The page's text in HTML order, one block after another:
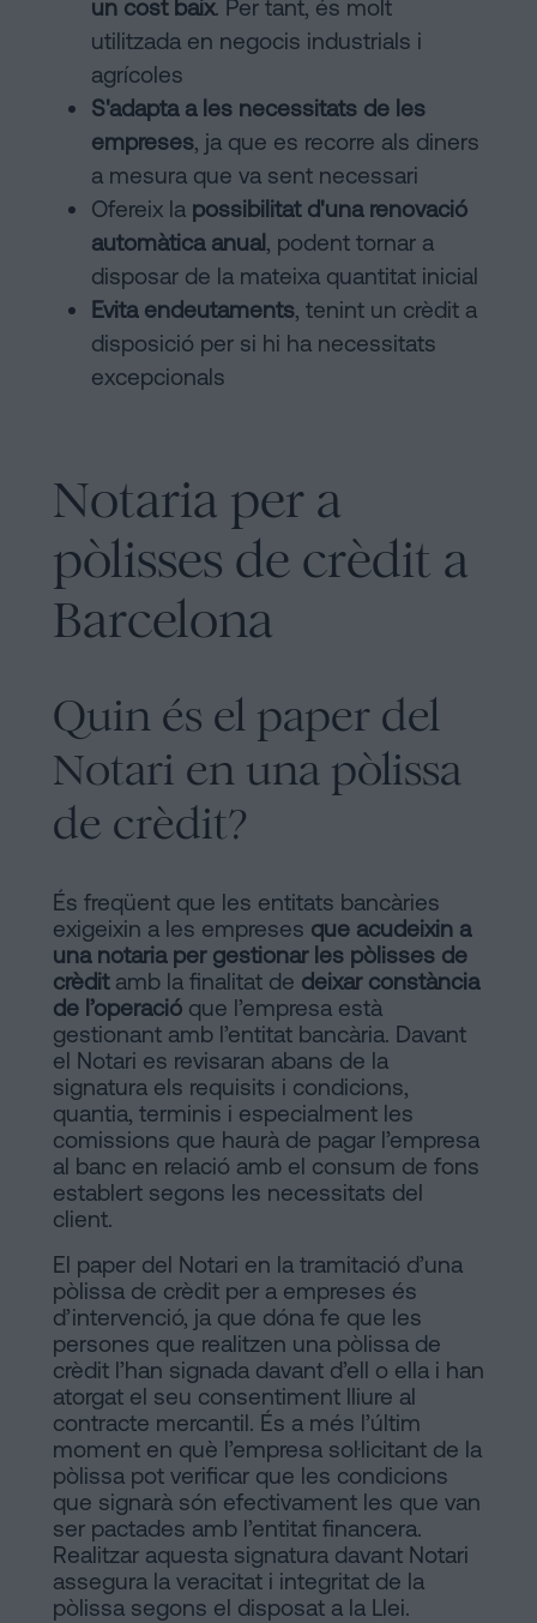
un cost baix. Per tant, és molt
utilitzada en negocis industrials i
agrícoles
S'adapta a les necessitats de les
empreses, ja que es recorre als diners
a mesura que va sent necessari
Ofereix la possibilitat d'una renovació
automàtica anual, podent tornar a
disposar de la mateixa quantitat inicial
Evita endeutaments, tenint un crèdit a
disposició per si hi ha necessitats
excepcionals
Notaria per a
pòlisses de crèdit a
Barcelona
Quin és el paper del
Notari en una pòlissa
de crèdit?
És freqüent que les entitats bancàries
exigeixin a les empreses que acudeixin a
una notaria per gestionar les pòlisses de
crèditamb la finalitat de deixar constància
de l’operació que l’empresa està
gestionant amb l’entitat bancària. Davant
el Notari es revisaran abans de la
signatura els requisits i condicions,
quantia, terminis i especialment les
comissions que haurà de pagar l’empresa
al banc en relació amb el consum de fons
establert segons les necessitats del
client.
El paper del Notari en la tramitació d’una
pòlissa de crèdit per a empreses és
d’intervenció, ja que dóna fe que les
persones que realitzen una pòlissa de
crèdit l’han signada davant d’ell o ella i han
atorgat el seu consentiment lliure al
contracte mercantil. És a més l’últim
moment en què l’empresa sol·licitant de la
pòlissa pot verificar que les condicions
que signarà són efectivament les que van
ser pactades amb l’entitat financera.
Realitzar aquesta signatura davant Notari
assegura la veracitat i integritat de la
pòlissa segons el disposat a la Llei.